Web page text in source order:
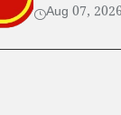
Aug 07,